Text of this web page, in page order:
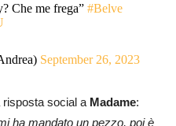
Che me frega”#Belve
September 26, 2023
risposta social a Madame:
ha mandato un pezzo, poi è